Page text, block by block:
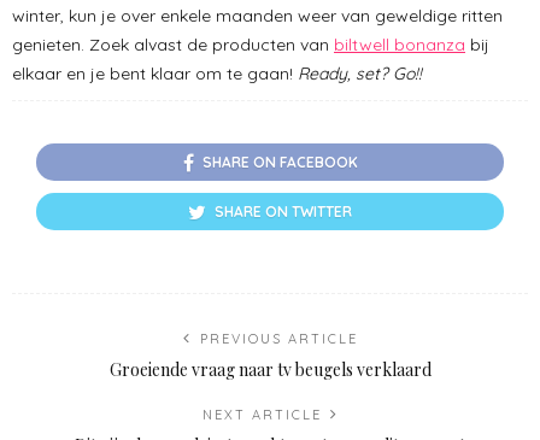
winter, kun je over enkele maanden weer van geweldige ritten
genieten. Zoek alvast de producten van biltwell bonanza bij
elkaar en je bent klaar om te gaan! Ready, set? Go!!
SHARE ON FACEBOOK
SHARE ON TWITTER
PREVIOUS ARTICLE
Groeiende vraag naar tv beugels verklaard
NEXT ARTICLE